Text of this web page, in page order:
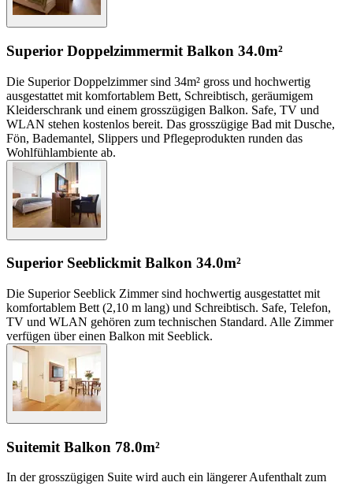
Superior Doppelzimmermit Balkon 34.0m²
Die Superior Doppelzimmer sind 34m² gross und hochwertig
ausgestattet mit komfortablem Bett, Schreibtisch, geräumigem
Kleiderschrank und einem grosszügigen Balkon. Safe, TV und
WLAN stehen kostenlos bereit. Das grosszügige Bad mit Dusche,
Fön, Bademantel, Slippers und Pflegeprodukten runden das
Wohlfühlambiente ab.
Superior Seeblickmit Balkon 34.0m²
Die Superior Seeblick Zimmer sind hochwertig ausgestattet mit
komfortablem Bett (2,10 m lang) und Schreibtisch. Safe, Telefon,
TV und WLAN gehören zum technischen Standard. Alle Zimmer
verfügen über einen Balkon mit Seeblick.
Suitemit Balkon 78.0m²
In der grosszügigen Suite wird auch ein längerer Aufenthalt zum